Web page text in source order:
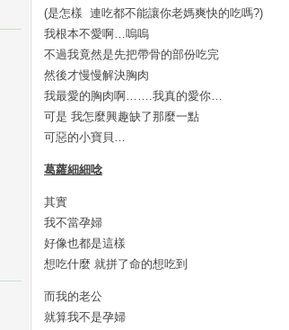
(是怎樣 連吃都不能讓你老媽爽快的吃嗎?)
我根本不愛啊…嗚嗚
不過我竟然是先把帶骨的部份吃完
然後才慢慢解決胸肉
我最愛的胸肉啊…….我真的愛你…
可是 我怎麼興趣缺了那麼一點
可惡的小寶貝…
葛蘿細細唸
其實
我不當孕婦
好像也都是這樣
想吃什麼 就拼了命的想吃到
而我的老公
就算我不是孕婦